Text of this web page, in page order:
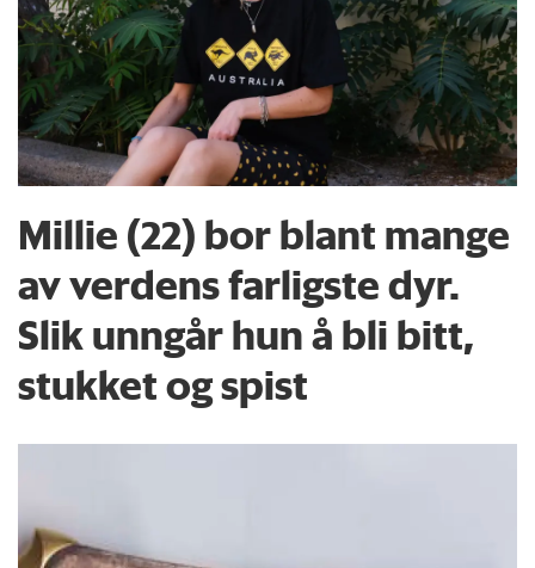
Millie (22) bor blant mange
av verdens farligste dyr.
Slik unngår hun å bli bitt,
stukket og spist